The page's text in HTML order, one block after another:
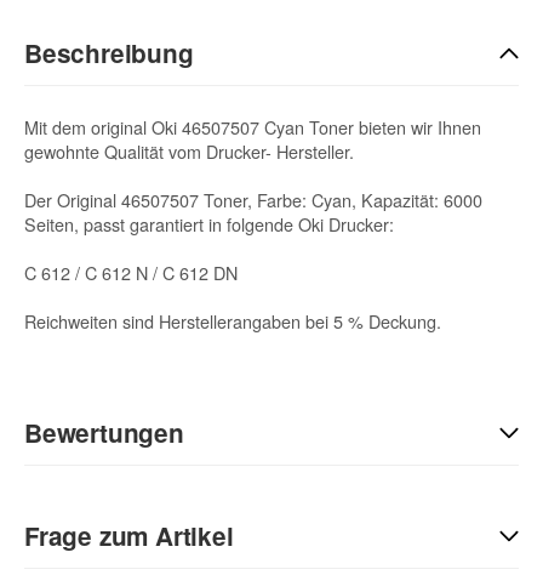
Beschreibung
Mit dem original Oki 46507507 Cyan Toner bieten wir Ihnen
gewohnte Qualität vom Drucker- Hersteller.
Der Original 46507507 Toner, Farbe: Cyan, Kapazität: 6000
Seiten, passt garantiert in folgende Oki Drucker:
C 612 / C 612 N / C 612 DN
Reichweiten sind Herstellerangaben bei 5 % Deckung.
Bewertungen
Sie Anderen bei der Kaufentscheidung:
Frage zum Artikel